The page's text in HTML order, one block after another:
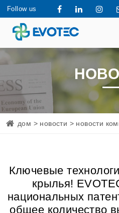
Follow us
дом > новости > новости
Ключевые
крылья!
национальных
общее количество